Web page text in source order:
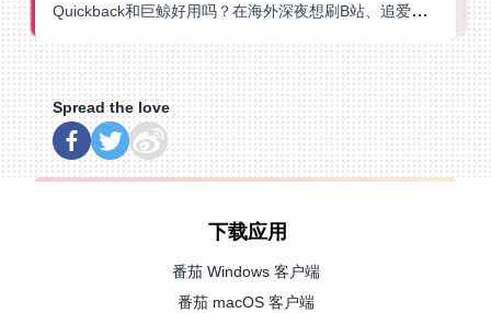
Quickback和巨鲸好用吗？在海外深夜想刷B站、追爱奇艺的你，或许正需要这份答案
Spread the love
下载应用
番茄 Windows 客户端
番茄 macOS 客户端